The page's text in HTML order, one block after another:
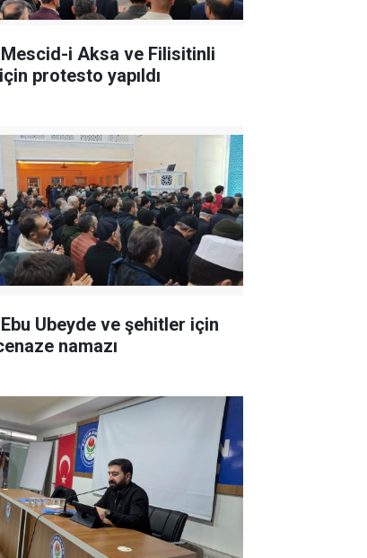
Mescid-i Aksa ve Filisitinli
protesto yapıldı
Ebu Ubeyde ve şehitler için
namazı